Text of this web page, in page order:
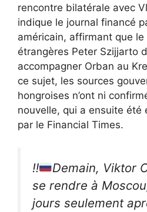
rencontre bilatérale avec
indique le journal financé
américain, affirmant que
étrangères Peter Szijjarto
accompagner Orban au
ce sujet, les sources
hongroises n’ont ni
nouvelle, qui a ensuite été
par le Financial Times.
‼️
Demain, Viktor
se rendre à
jours seulement